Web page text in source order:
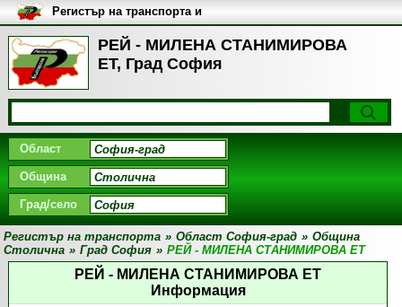
РЕЙ - МИЛЕНА СТАНИМИРОВА
ЕТ, Град София
Регистър на транспорта и
транспортните фирми в
България
Област
Община
Град/село
Регистър на транспорта » Област София-град » Община
Столична » Град София » РЕЙ - МИЛЕНА СТАНИМИРОВА ЕТ
РЕЙ - МИЛЕНА СТАНИМИРОВА ЕТ
Информация